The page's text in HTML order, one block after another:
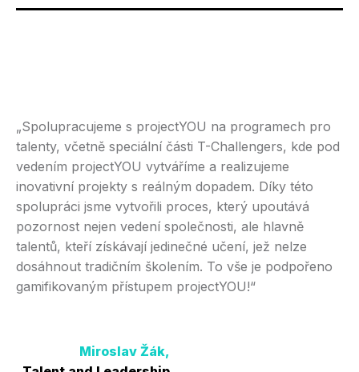
„Spolupracujeme s projectYOU na programech pro
talenty, včetně speciální části T-Challengers, kde pod
vedením projectYOU vytváříme a realizujeme
inovativní projekty s reálným dopadem. Díky této
spolupráci jsme vytvořili proces, který upoutává
pozornost nejen vedení společnosti, ale hlavně
talentů, kteří získávají jedinečné učení, jež nelze
dosáhnout tradičním školením. To vše je podpořeno
gamifikovaným přístupem projectYOU!“
Miroslav Žák,